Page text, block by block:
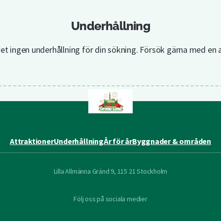
Underhållning
ingen underhållning för din sökning. Försök gärna med en
AttraktionerUnderhållningÅr för årByggnader & områden
Lilla Allmänna Gränd 9, 115 21 Stockholm
Följ oss på sociala medier